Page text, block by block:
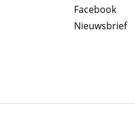
Facebook
Nieuwsbrief